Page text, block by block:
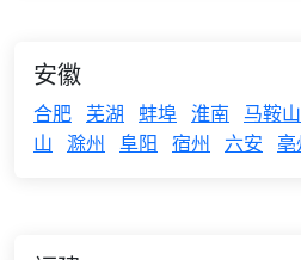
安徽
合肥 芜湖 蚌埠 淮南 马鞍山
山 滁州 阜阳 宿州 六安 亳